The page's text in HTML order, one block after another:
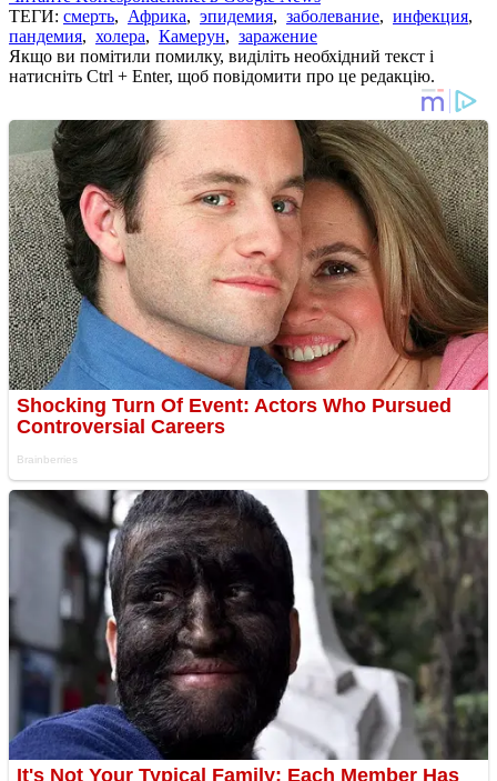
ТЕГИ: смерть, Африка, эпидемия, заболевание, инфекция,
пандемия, холера, Камерун, заражение
Якщо ви помітили помилку, виділіть необхідний текст і
натисніть Ctrl + Enter, щоб повідомити про це редакцію.